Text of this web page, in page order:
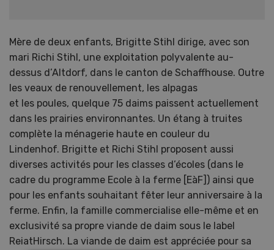
Mère de deux enfants, Brigitte Stihl dirige, avec son
mari Richi Stihl, une exploitation polyvalente au-
dessus d’Altdorf, dans le canton de Schaffhouse. Outre
les veaux de renouvellement, les alpagas
et les poules, quelque 75 daims paissent actuellement
dans les prairies environnantes. Un étang à truites
complète la ménagerie haute en couleur du
Lindenhof. Brigitte et Richi Stihl proposent aussi
diverses activités pour les classes d’écoles (dans le
cadre du programme Ecole à la ferme [EàF]) ainsi que
pour les enfants souhaitant fêter leur anniversaire à la
ferme. Enfin, la famille commercialise elle-même et en
exclusivité sa propre viande de daim sous le label
ReiatHirsch. La viande de daim est appréciée pour sa